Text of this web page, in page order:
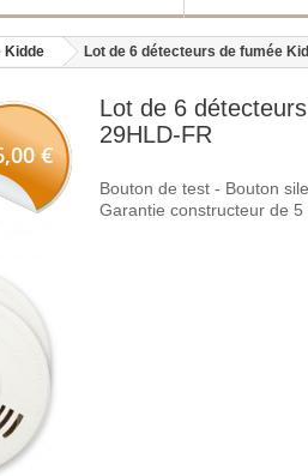
Kidde Lot de 6 détecteurs de fumée
Lot de 6
29HLD-FR
Bouton de test - Bouton
Garantie constructeur de
€